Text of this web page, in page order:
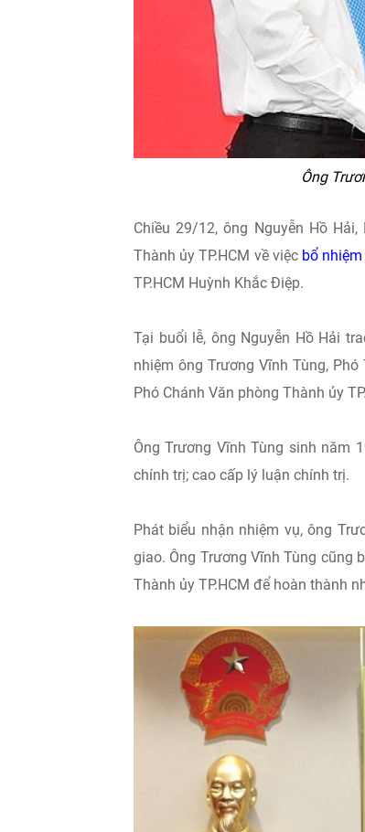
Ông
Chiều 29/12, ông Nguyễn Hồ
Thành ủy TP.HCM về việc bổ nhiệm
TP.HCM Huỳnh Khắc Điệp.
Tại buổi lễ, ông Nguyễn Hồ Hải
nhiệm ông Trương Vĩnh Tùng,
Phó Chánh Văn phòng Thành ủy
Ông Trương Vĩnh Tùng sinh năm
chính trị; cao cấp lý luận chính trị.
Phát biểu nhận nhiệm vụ, ông
giao. Ông Trương Vĩnh Tùng cũng
Thành ủy TP.HCM để hoàn thành